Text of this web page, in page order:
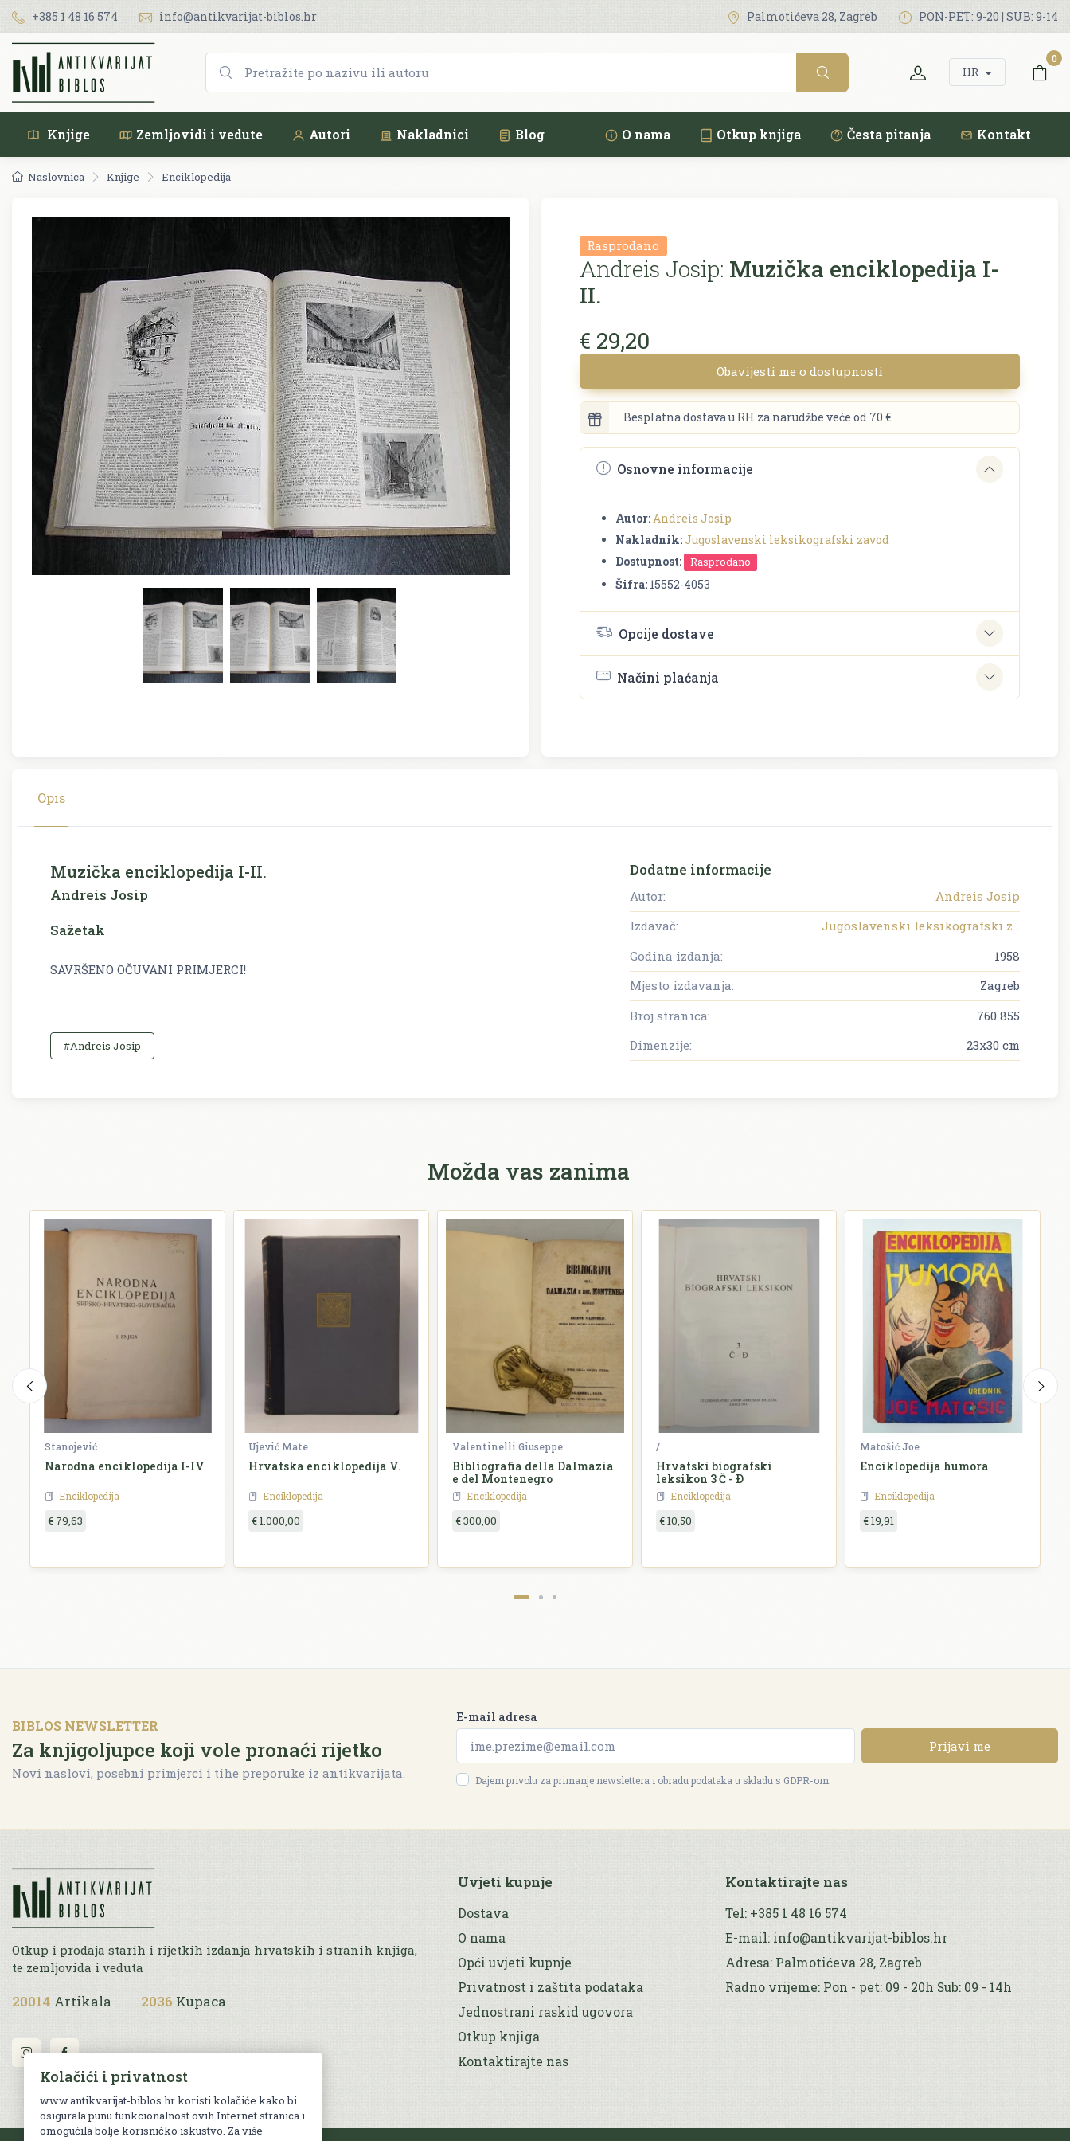
+385 1 48 16 574 info@antikvarijat-biblos.hr Palmotićeva 28, Zagreb PON-PET: 9-20 | SUB: 9-14
HR
0
Knjige Zemljovidi i vedute Autori Nakladnici Blog O nama Otkup knjiga Česta pitanja Kontakt
Naslovnica Knjige Enciklopedija
Rasprodano
Andreis Josip: Muzička enciklopedija I-
II.
€ 29,20
Obavijesti me o dostupnosti
Besplatna dostava u RH za narudžbe veće od 70 €
Osnovne informacije
Autor: Andreis Josip
Nakladnik:Jugoslavenski leksikografski zavod
Dostupnost:
Rasprodano
Šifra: 15552-4053
Opcije dostave
Načini plaćanja
Opis
Muzička enciklopedija I-II.
Andreis Josip
Sažetak
SAVRŠENO OČUVANI PRIMJERCI!
#Andreis Josip
Dodatne informacije
Autor:
Andreis Josip
Izdavač:
Jugoslavenski leksikografski z...
Godina izdanja:
1958
Mjesto izdavanja:
Zagreb
Broj stranica:
760 855
Dimenzije:
23x30 cm
Možda vas zanima
Stanojević
Narodna enciklopedija I-IV
Enciklopedija
€ 79,63
Ujević Mate
Hrvatska enciklopedija V.
Enciklopedija
€ 1.000,00
Valentinelli Giuseppe
Bibliografia della Dalmazia
e del Montenegro
Enciklopedija
€ 300,00
/
Hrvatski biografski
leksikon 3 Č - Ð
Enciklopedija
€ 10,50
Matošić Joe
Enciklopedija humora
Enciklopedija
€ 19,91
BIBLOS NEWSLETTER
Za knjigoljupce koji vole pronaći rijetko
Novi naslovi, posebni primjerci i tihe preporuke iz antikvarijata.
E-mail adresa
Prijavi me
Dajem privolu za primanje newslettera i obradu podataka u skladu s GDPR-om.
Otkup i prodaja starih i rijetkih izdanja hrvatskih i stranih knjiga,
te zemljovida i veduta
20014 Artikala 2036 Kupaca
Uvjeti kupnje
Dostava
O nama
Opći uvjeti kupnje
Privatnost i zaštita podataka
Jednostrani raskid ugovora
Otkup knjiga
Kontaktirajte nas
Kontaktirajte nas
Tel: +385 1 48 16 574
E-mail: info@antikvarijat-biblos.hr
Adresa: Palmotićeva 28, Zagreb
Radno vrijeme: Pon - pet: 09 - 20h Sub: 09 - 14h
Kolačići i privatnost
www.antikvarijat-biblos.hr koristi kolačiće kako bi
osigurala punu funkcionalnost ovih Internet stranica i
omogućila bolje korisničko iskustvo. Za više